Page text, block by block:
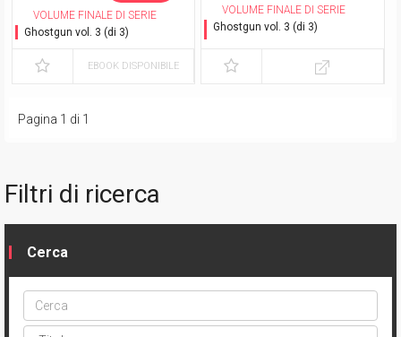
VOLUME FINALE DI SERIE
Ghostgun vol. 3 (di 3)
EBOOK DISPONIBILE
VOLUME FINALE DI SERIE
Ghostgun vol. 3 (di 3)
Pagina 1 di 1
Filtri di ricerca
Cerca
Cerca
ptype